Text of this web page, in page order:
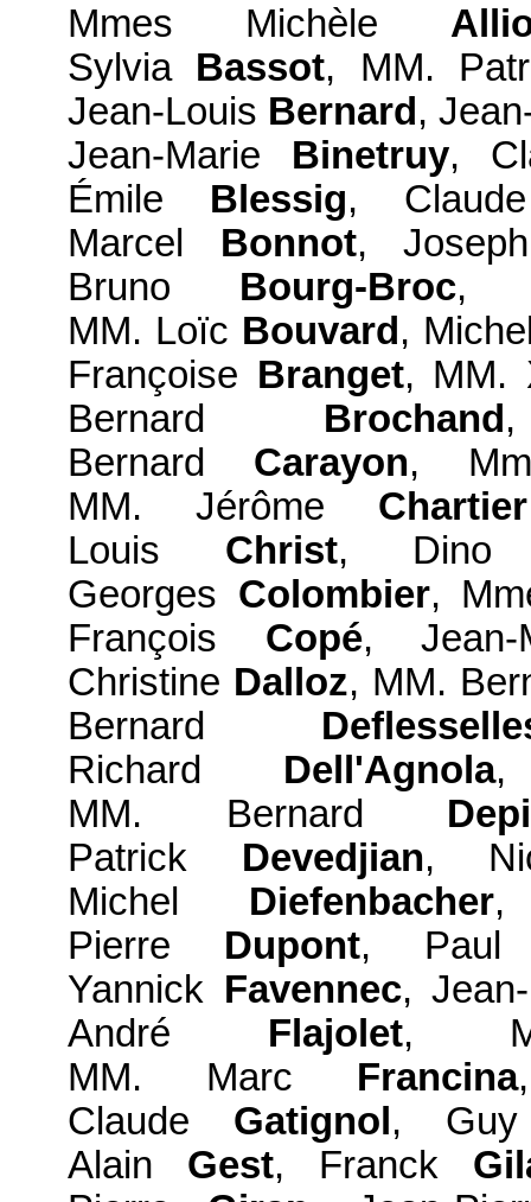
Mmes Michèle
Sylvia Bassot, MM.
Jean-Louis Bernard ,
Jean-Marie Binetruy,
Émile Blessig,
Marcel Bonnot,
Bruno Bourg-Broc,
MM. Loïc Bouvard ,
Françoise Branget, MM.
Bernard Brochand
Bernard Carayon,
MM. Jérôme Chartier
Louis Christ,
Georges Colombier,
François Copé,
Christine Dalloz, MM.
Bernard
Richard Dell'Agnola,
MM. Bernard
Patrick Devedjian,
Michel Diefenbacher,
Pierre Dupont,
Yannick Favennec,
André Flajolet,
MM. Marc Francina
Claude Gatignol ,
Alain Gest, Franck